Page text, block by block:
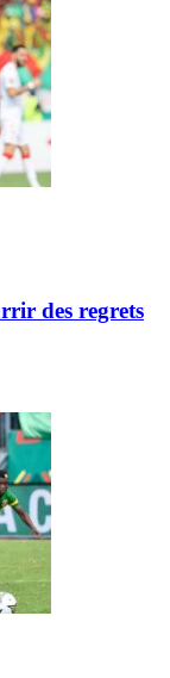
des regrets